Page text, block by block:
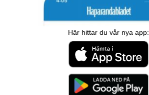
Här hittar du vår nya app: